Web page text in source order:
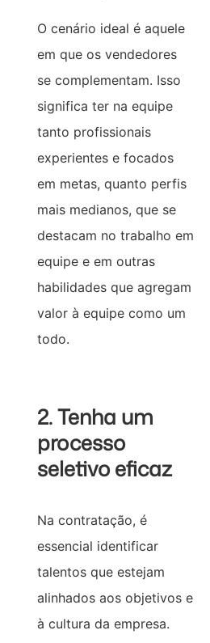
O cenário ideal é aquele
em que os vendedores
se complementam. Isso
significa ter na equipe
tanto profissionais
experientes e focados
em metas, quanto perfis
mais medianos, que se
destacam no trabalho em
equipe e em outras
habilidades que agregam
valor à equipe como um
todo.
2. Tenha um
processo
seletivo eficaz
Na contratação, é
essencial identificar
talentos que estejam
alinhados aos objetivos e
à cultura da empresa.